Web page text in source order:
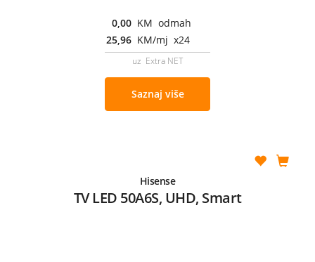
0,00 KM odmah
25,96 KM/mj x24
uz Extra NET
Saznaj više
Hisense
TV LED 50A6S, UHD, Smart